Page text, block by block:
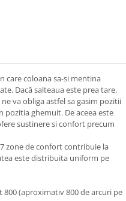
care coloana sa-si mentina
Dacă salteaua este prea tare,
va obliga astfel sa gasim pozitii
pozitia ghemuit. De aceea este
sustinere si confort precum
zone de confort contribuie la
este distribuita uniform pe
(aproximativ 800 de arcuri pe